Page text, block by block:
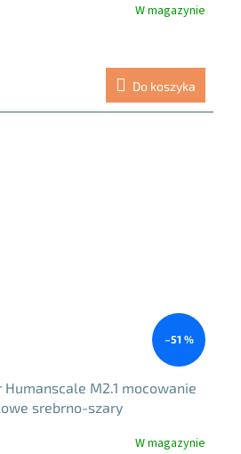
W magazynie
Do koszyka
–51 %
M2.1 mocowanie
srebrno-szary
W magazynie